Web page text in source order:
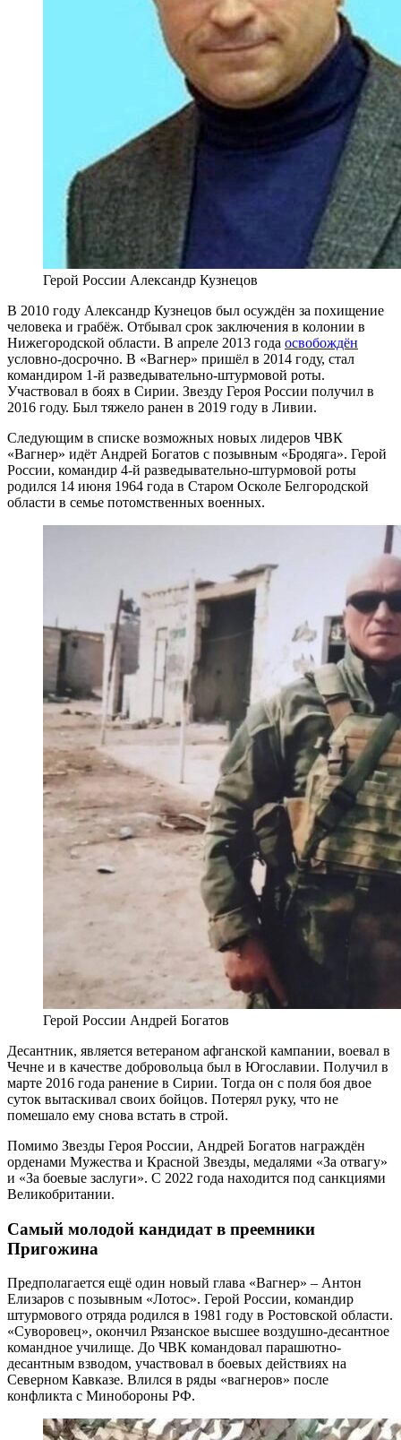
Герой России Александр Кузнецов
В 2010 году Александр Кузнецов был осуждён за похищение
человека и грабёж. Отбывал срок заключения в колонии в
Нижегородской области. В апреле 2013 года освобождён
условно-досрочно. В «Вагнер» пришёл в 2014 году, стал
командиром 1-й разведывательно-штурмовой роты.
Участвовал в боях в Сирии. Звезду Героя России получил в
2016 году. Был тяжело ранен в 2019 году в Ливии.
Следующим в списке возможных новых лидеров ЧВК
«Вагнер» идёт Андрей Богатов с позывным «Бродяга». Герой
России, командир 4-й разведывательно-штурмовой роты
родился 14 июня 1964 года в Старом Осколе Белгородской
области в семье потомственных военных.
Герой России Андрей Богатов
Десантник, является ветераном афганской кампании, воевал в
Чечне и в качестве добровольца был в Югославии. Получил в
марте 2016 года ранение в Сирии. Тогда он с поля боя двое
суток вытаскивал своих бойцов. Потерял руку, что не
помешало ему снова встать в строй.
Помимо Звезды Героя России, Андрей Богатов награждён
орденами Мужества и Красной Звезды, медалями «За отвагу»
и «За боевые заслуги». С 2022 года находится под санкциями
Великобритании.
Самый молодой кандидат в преемники
Пригожина
Предполагается ещё один новый глава «Вагнер» – Антон
Елизаров с позывным «Лотос». Герой России, командир
штурмового отряда родился в 1981 году в Ростовской области.
«Суворовец», окончил Рязанское высшее воздушно-десантное
командное училище. До ЧВК командовал парашютно-
десантным взводом, участвовал в боевых действиях на
Северном Кавказе. Влился в ряды «вагнеров» после
конфликта с Минобороны РФ.